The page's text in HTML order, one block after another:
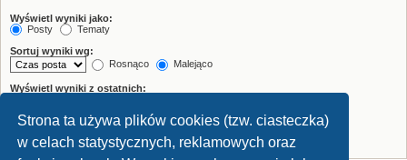
Strona ta używa plików cookies (tzw. ciasteczka)
w celach statystycznych, reklamowych oraz
Wyświetl wyniki jako:
Posty
Tematy
Sortuj wyniki wg:
Rosnąco
Malejąco
Wyświetl wyniki z ostatnich:
Wyświetl pierwsze:
znaków w poście